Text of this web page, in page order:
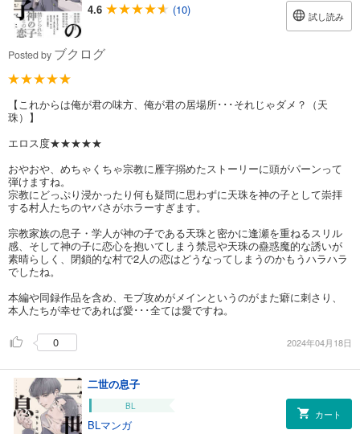
4.6
(10) 試し読み
Posted by ブクログ
【これからは俺が君の味方、俺が君の居場所･･･それじゃダメ？（天
珠）】
エロス度★★★★★
おやおや、めちゃくちゃ宗教に雁字搦めたストーリーに頭がパーンって
弾けますね。
宗教にどっぷり浸かったり何も疑問に思わずに天珠を神の子として崇拝
する村人たちのヤバさがホラーすぎます。
宗教家族の息子・学人が神の子である天珠と密かに逢瀬を重ねるスリル
感、そして神の子に恋心を抱いてしまう禁忌や天珠の蠱惑魔的な誘いが
素晴らしく、閉鎖的な村で2人の恋はどうなってしまうのかもうハラハラ
でしたね。
本編や同録作品を含め、モブ攻めがメインというのがまた癖に刺さり、
本人たちが幸せであれば愛･･･全ては愛ですね。
0 2024年04月18日
二世の息子
BL
BLマンガ
カート